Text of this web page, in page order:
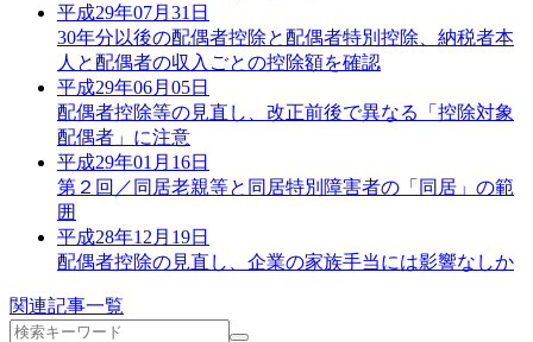
平成29年07月31日
30年分以後の配偶者控除と配偶者特別控除、納税者本
人と配偶者の収入ごとの控除額を確認
平成29年06月05日
配偶者控除等の見直し、改正前後で異なる「控除対象
配偶者」に注意
平成29年01月16日
第２回／同居老親等と同居特別障害者の「同居」の範
囲
平成28年12月19日
配偶者控除の見直し、企業の家族手当には影響なしか
関連記事一覧